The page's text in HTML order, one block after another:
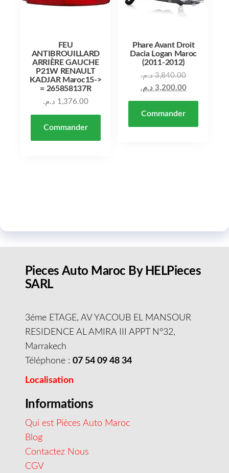
FEU
ANTIBROUILLARD
ARRIÈRE GAUCHE
P21W RENAULT
KADJAR Maroc15->
= 265858137R
1,376.00 د.م.
Commander
Phare Avant Droit
Dacia Logan Maroc
(2011-2012)
3,840.00 د.م.
3,200.00 د.م.
Commander
Pieces Auto Maroc By HELPieces
SARL
3éme ETAGE, AV YACOUB EL MANSOUR
RESIDENCE AL AMIRA III APPT N°32,
Marrakech
Téléphone : 07 54 09 48 34
Localisation
Informations
Qui est Pièces Auto Maroc
Blog
Contactez Nous
CGV